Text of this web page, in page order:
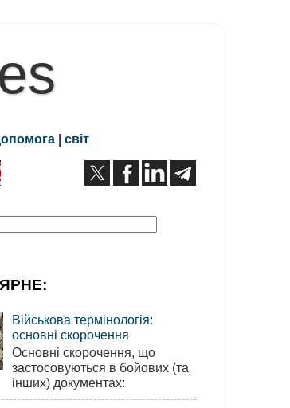
| світ
Військова термінологія:
основні скорочення
Основні скорочення, що
застосовуються в бойових (та
інших) документах: